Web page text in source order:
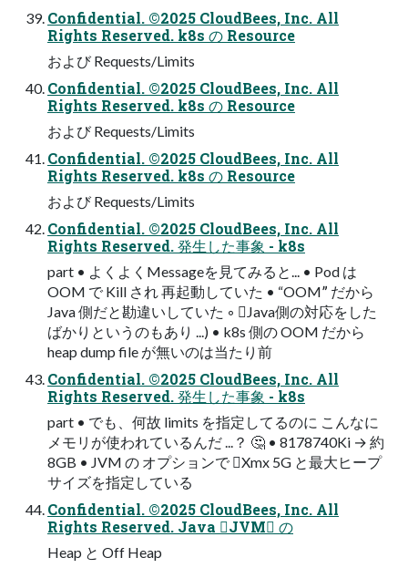
Confidential. ©2025 CloudBees, Inc. All
Rights Reserved. k8s の Resource
および Requests/Limits
Confidential. ©2025 CloudBees, Inc. All
Rights Reserved. k8s の Resource
および Requests/Limits
Confidential. ©2025 CloudBees, Inc. All
Rights Reserved. k8s の Resource
および Requests/Limits
Confidential. ©2025 CloudBees, Inc. All
Rights Reserved. 発生した事象 - k8s
part • よくよくMessageを見てみると... • Pod は
OOM で Kill され 再起動していた • “OOMˮ だから
Java 側だと勘違いしていた ◦ Java側の対応をした
ばかりというのもあり ...) • k8s 側の OOM だから
heap dump file が無いのは当たり前
Confidential. ©2025 CloudBees, Inc. All
Rights Reserved. 発生した事象 - k8s
part • でも、何故 limits を指定してるのに こんなに
メモリが使われているんだ ...？ 🤔 • 8178740Ki → 約
8GB • JVM の オプションで Xmx 5G と最大ヒープ
サイズを指定している
Confidential. ©2025 CloudBees, Inc. All
Rights Reserved. Java JVM の
Heap と Off Heap